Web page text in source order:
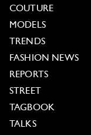
COUTURE
MODELS
TRENDS
FASHION NEWS
REPORTS
STREET
TAGBOOK
TALKS